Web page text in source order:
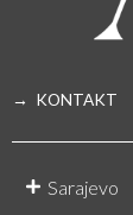
→ KONTAKT
Sarajevo